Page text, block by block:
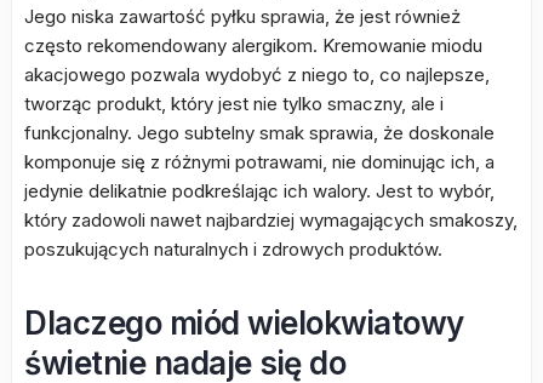
Jego niska zawartość pyłku sprawia, że jest również
często rekomendowany alergikom. Kremowanie miodu
akacjowego pozwala wydobyć z niego to, co najlepsze,
tworząc produkt, który jest nie tylko smaczny, ale i
funkcjonalny. Jego subtelny smak sprawia, że doskonale
komponuje się z różnymi potrawami, nie dominując ich, a
jedynie delikatnie podkreślając ich walory. Jest to wybór,
który zadowoli nawet najbardziej wymagających smakoszy,
poszukujących naturalnych i zdrowych produktów.
Dlaczego miód wielokwiatowy
świetnie nadaje się do